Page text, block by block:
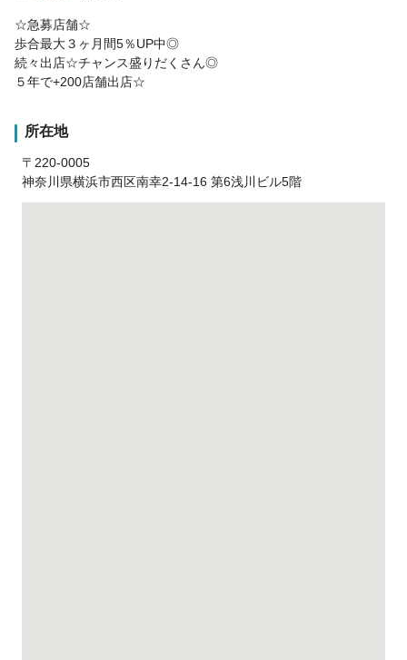
☆急募店舗☆
歩合最大３ヶ月間5％UP中◎
続々出店☆チャンス盛りだくさん◎
５年で+200店舗出店☆
所在地
〒220-0005
神奈川県横浜市西区南幸2-14-16 第6浅川ビル5階